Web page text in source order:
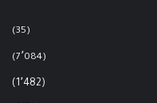
(35)
(7٬084)
(1٬482)